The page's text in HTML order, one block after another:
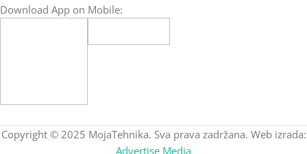
Download App on Mobile:
Copyright © 2025 MojaTehnika. Sva prava zadržana. Web izrada:
Advertise Media